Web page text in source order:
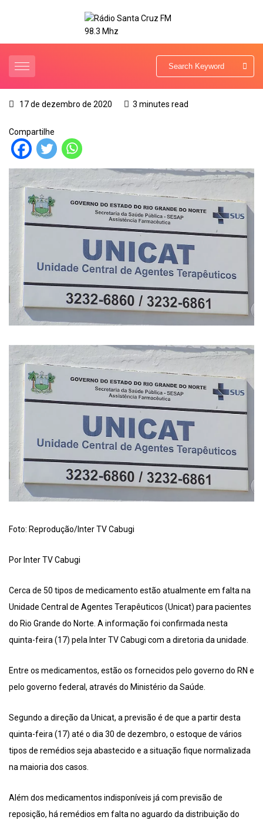
17 de dezembro de 2020 3 minutes read
Compartilhe
Foto: Reprodução/Inter TV Cabugi
Por Inter TV Cabugi
Cerca de 50 tipos de medicamento estão atualmente em falta na
Unidade Central de Agentes Terapêuticos (Unicat) para pacientes
do Rio Grande do Norte. A informação foi confirmada nesta
quinta-feira (17) pela Inter TV Cabugi com a diretoria da unidade.
Entre os medicamentos, estão os fornecidos pelo governo do RN e
pelo governo federal, através do Ministério da Saúde.
Segundo a direção da Unicat, a previsão é de que a partir desta
quinta-feira (17) até o dia 30 de dezembro, o estoque de vários
tipos de remédios seja abastecido e a situação fique normalizada
na maioria dos casos.
Além dos medicamentos indisponíveis já com previsão de
reposição, há remédios em falta no aguardo da distribuição do